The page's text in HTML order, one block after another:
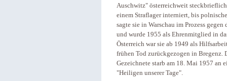
Auschwitz" österreichweit
einem Straflager interniert, bis
sagte sie in Warschau im Prozess
und wurde 1955 als Ehrenmitglied in
Österreich war sie ab 1949 als
frühen Tod zurückgezogen in Bregenz.
Gezeichnete starb am 18. Mai 1957 an
"Heiligen unserer Tage".